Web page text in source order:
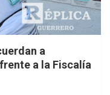
a
a la Fiscalía